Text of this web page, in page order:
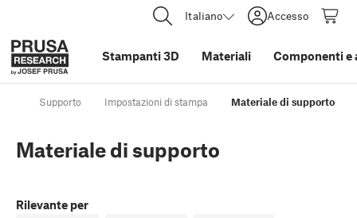
Italiano Accesso
Stampanti 3D Materiali Componenti e
Supporto Impostazioni di stampa Materiale di supporto
Materiale di supporto
Rilevante per